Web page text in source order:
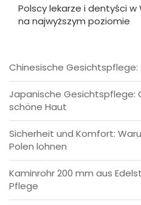
Polscy lekarze i dentyści w
na najwyższym poziomie
Chinesische
Japanische Gesichtspflege:
schöne Haut
Sicherheit und Komfort:
Polen lohnen
Kaminrohr 200 mm aus
Pflege